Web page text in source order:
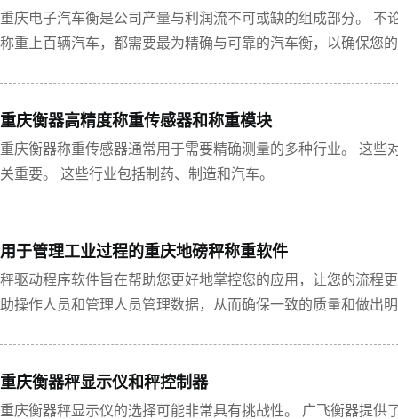
重庆电子汽车衡是公司产量与利润流不可或缺的组成部分。 不
称重上百辆汽车，都需要最为精确与可靠的汽车衡，以确保您
重庆衡器高精度称重传感器和称重模块
重庆衡器称重传感器通常用于需要精确测量的多种行业。 这些
关重要。 这些行业包括制药、制造和汽车。
用于管理工业过程的重庆地磅秤称重软件
秤驱动程序软件旨在帮助您更好地掌控您的应用，让您的流程
助操作人员和管理人员管理数据，从而确保一致的质量和做出
重庆衡器秤显示仪和秤控制器
重庆衡器​秤显示仪的选择可能非常具有挑战性。 广飞衡器提供